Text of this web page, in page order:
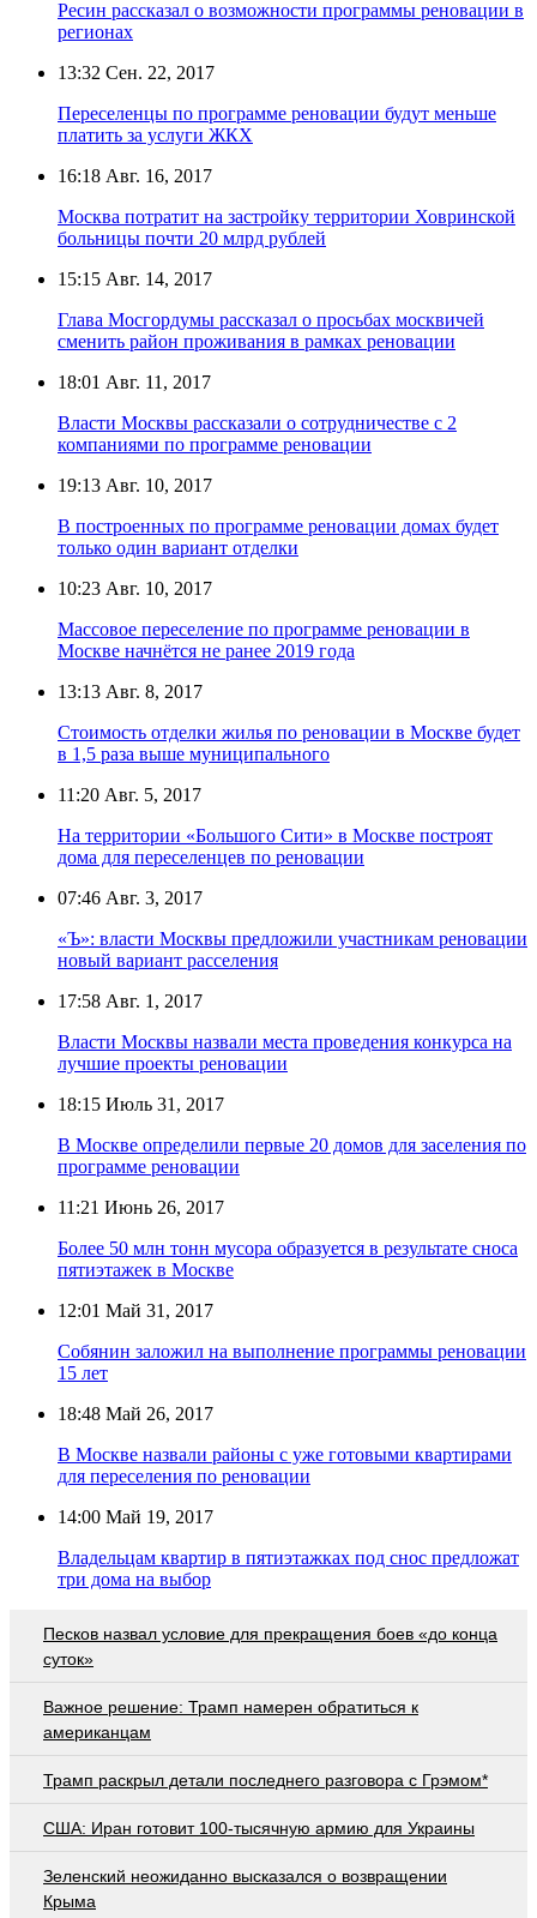
Ресин рассказал о возможности программы реновации в
регионах
13:32 Сен. 22, 2017
Переселенцы по программе реновации будут меньше
платить за услуги ЖКХ
16:18 Авг. 16, 2017
Москва потратит на застройку территории Ховринской
больницы почти 20 млрд рублей
15:15 Авг. 14, 2017
Глава Мосгордумы рассказал о просьбах москвичей
сменить район проживания в рамках реновации
18:01 Авг. 11, 2017
Власти Москвы рассказали о сотрудничестве с 2
компаниями по программе реновации
19:13 Авг. 10, 2017
В построенных по программе реновации домах будет
только один вариант отделки
10:23 Авг. 10, 2017
Массовое переселение по программе реновации в
Москве начнётся не ранее 2019 года
13:13 Авг. 8, 2017
Стоимость отделки жилья по реновации в Москве будет
в 1,5 раза выше муниципального
11:20 Авг. 5, 2017
На территории «Большого Сити» в Москве построят
дома для переселенцев по реновации
07:46 Авг. 3, 2017
«Ъ»: власти Москвы предложили участникам реновации
новый вариант расселения
17:58 Авг. 1, 2017
Власти Москвы назвали места проведения конкурса на
лучшие проекты реновации
18:15 Июль 31, 2017
В Москве определили первые 20 домов для заселения по
программе реновации
11:21 Июнь 26, 2017
Более 50 млн тонн мусора образуется в результате сноса
пятиэтажек в Москве
12:01 Май 31, 2017
Собянин заложил на выполнение программы реновации
15 лет
18:48 Май 26, 2017
В Москве назвали районы с уже готовыми квартирами
для переселения по реновации
14:00 Май 19, 2017
Владельцам квартир в пятиэтажках под снос предложат
три дома на выбор
Песков назвал условие для прекращения боев «до конца
суток»
Важное решение: Трамп намерен обратиться к
американцам
Трамп раскрыл детали последнего разговора с Грэмом*
США: Иран готовит 100-тысячную армию для Украины
Зеленский неожиданно высказался о возвращении
Крыма